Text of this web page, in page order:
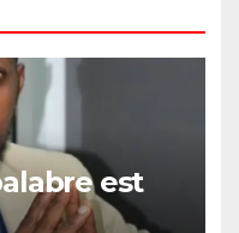
est